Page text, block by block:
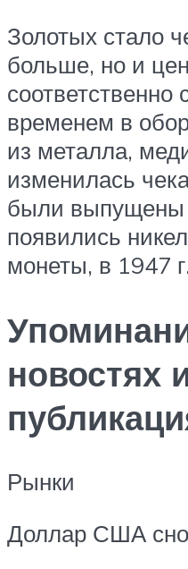
Золотых стало
больше, но и
соответственно
временем в
из металла,
изменилась
были выпущены
появились
монеты, в 1947
новостях
Рынки
Доллар США